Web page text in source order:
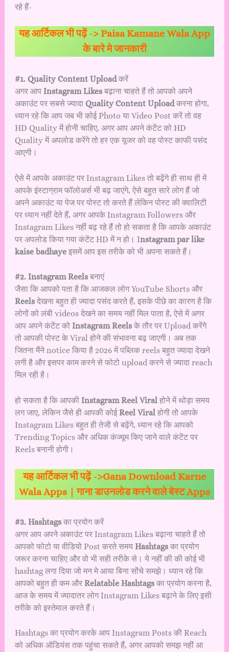
रहे हैं-
यह आर्टिकल भी पढ़ें -> Paisa Kamane Wala App
के बारे मे जानकारी
#1. Quality Content Uploadकरें
अगर आप Instagram Likesबढ़ाना चाहते हैं तो आपको अपने
अकाउंट पर सबसे ज्यादा Quality Content Uploadकरना होगा,
ध्यान रहे कि आप जब भी कोई Photo या Video Post करें तो वह
HD Quality में होनी चाहिए, अगर आप अपने कंटेंट को HD
Quality में अपलोड करेंगे तो हर एक यूजर को वह पोस्ट काफी पसंद
आएगी।
ऐसे में आपके अकाउंट पर Instagram Likes तो बढ़ेंगे ही साथ ही में
आपके इंस्टाग्राम फॉलोअर्स भी बढ़ जाएंगे, ऐसे बहुत सारे लोग हैं जो
अपने अकाउंट या पेज पर पोस्ट तो करते हैं लेकिन पोस्ट की क्वालिटी
पर ध्यान नहीं देते हैं, अगर आपके Instagram Followers और
Instagram Likes नहीं बढ़ रहे हैं तो हो सकता है कि आपके अकाउंट
पर अपलोड किया गया कंटेंट HD में न हो। Instagram par like
kaise badhayeइसमें आप इस तरीके को भी अपना सकते हैं।
#2. Instagram Reels बनाएं
जैसा कि आपको पता है कि आजकल लोग YouTube Shorts और
Reelsदेखना बहुत ही ज्यादा पसंद करते हैं, इसके पीछे का कारण है कि
लोगों को लंबी videos देखने का समय नहीं मिल पाता है, ऐसे में अगर
आप अपने कंटेंट को Instagram Reelsके तौर पर Upload करेंगे
तो आपकी पोस्ट के Viral होने की संभावना बढ़ जाएगी। अब तक
जितना मैंने notice किया है 2026 में पब्लिक reels बहुत ज्यादा देखने
लगी है और इसपर काम करने से फोटो upload करने से ज्यादा reach
मिल रही है।
हो सकता है कि आपकी Instagram Reel Viralहोने में थोड़ा समय
लग जाए, लेकिन जैसे ही आपकी कोईReel Viralहोगी तो आपके
Instagram Likes बहुत ही तेजी से बढ़ेंगे, ध्यान रहे कि आपको
Trending Topics और अधिक कंज्यूम किए जाने वाले कंटेंट पर
Reels बनानी होगी।
यह आर्टिकल भी पढ़ें ->Gana Download Karne
Wala Apps | गाना डाउनलोड करने वाले बेस्ट Apps
#3. Hashtags का प्रयोग करें
अगर आप अपने अकाउंट पर Instagram Likes बढ़ाना चाहते हैं तो
आपको फोटो या वीडियो Post करते समय Hashtagsका प्रयोग
जरूर करना चाहिए और वो भी सही तरीके से। ये नहीं की की कोई भी
hashtag लगा दिया जो मन मे आया बिना सोंचे समझे। ध्यान रहे कि
आपको बहुत ही कम और Relatable Hashtagsका प्रयोग करना है,
आज के समय में ज्यादातर लोग Instagram Likes बढ़ाने के लिए इसी
तरीके को इस्तेमाल करते हैं।
Hashtags का प्रयोग करके आप Instagram Posts की Reach
को अधिक ऑडियंस तक पहुंचा सकते हैं, अगर आपको समझ नहीं आ